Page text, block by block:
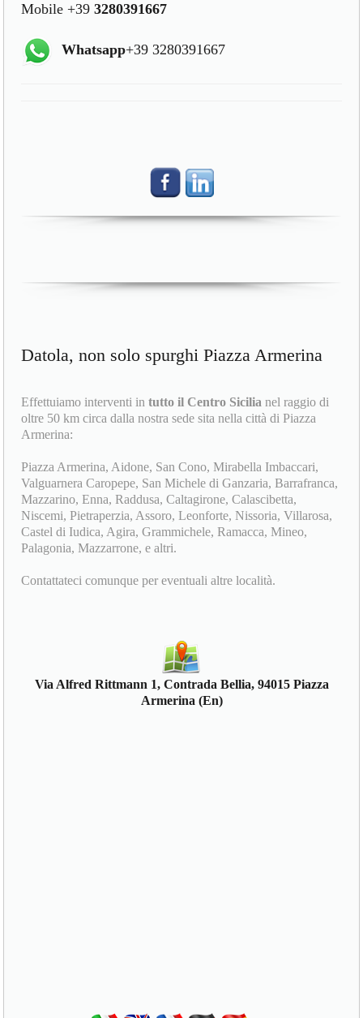
Mobile +393280391667
Whatsapp+39 3280391667
Datola, non solo spurghi Piazza Armerina
Effettuiamo interventi intutto il Centro Sicilia nel raggio di
oltre 50 km circa dalla nostra sede sita nella città di Piazza
Armerina:
Piazza Armerina, Aidone, San Cono, Mirabella Imbaccari,
Valguarnera Caropepe, San Michele di Ganzaria, Barrafranca,
Mazzarino, Enna, Raddusa, Caltagirone, Calascibetta,
Niscemi, Pietraperzia, Assoro, Leonforte, Nissoria, Villarosa,
Castel di Iudica, Agira, Grammichele, Ramacca, Mineo,
Palagonia, Mazzarrone, e altri.
Contattateci comunque per eventuali altre località.
Via Alfred Rittmann 1, Contrada Bellia, 94015 Piazza
Armerina (En)